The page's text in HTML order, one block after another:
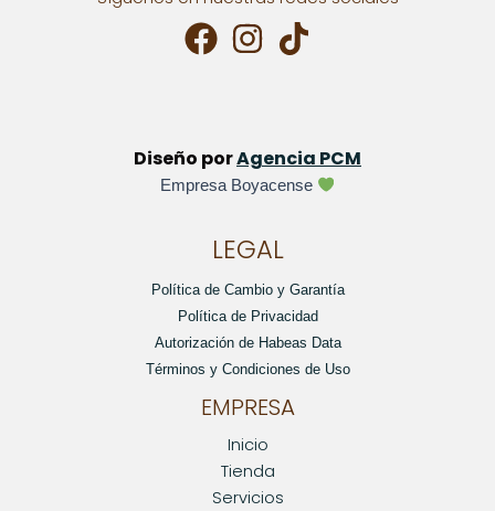
Diseño porAgencia PCM
Empresa Boyacense
LEGAL
Política de Cambio y Garantía
Política de Privacidad
Autorización de Habeas Data
Términos y Condiciones de Uso
EMPRESA
Inicio
Tienda
Servicios